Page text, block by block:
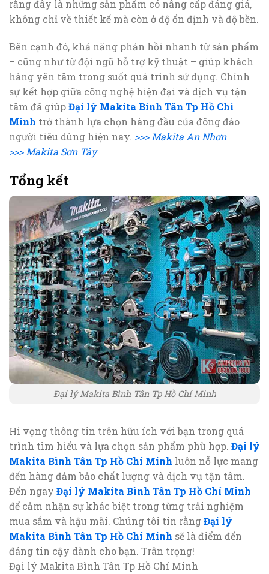
rằng đây là những sản phẩm có nâng cấp đáng giá,
không chỉ về thiết kế mà còn ở độ ổn định và độ bền.
Bên cạnh đó, khả năng phản hồi nhanh từ sản phẩm
– cũng như từ đội ngũ hỗ trợ kỹ thuật – giúp khách
hàng yên tâm trong suốt quá trình sử dụng. Chính
sự kết hợp giữa công nghệ hiện đại và dịch vụ tận
tâm đã giúpĐại lý Makita Bình Tân Tp Hồ Chí
Minh trở thành lựa chọn hàng đầu của đông đảo
người tiêu dùng hiện nay. >>> Makita An Nhơn
>>> Makita Sơn Tây
Tổng kết
Đại lý Makita Bình Tân Tp Hồ Chí Minh
Hi vọng thông tin trên hữu ích với bạn trong quá
trình tìm hiểu và lựa chọn sản phẩm phù hợp. Đại lý
Makita Bình Tân Tp Hồ Chí Minh luôn nỗ lực mang
đến hàng đảm bảo chất lượng và dịch vụ tận tâm.
Đến ngay Đại lý Makita Bình Tân Tp Hồ Chí Minh
để cảm nhận sự khác biệt trong từng trải nghiệm
mua sắm và hậu mãi. Chúng tôi tin rằngĐại lý
Makita Bình Tân Tp Hồ Chí Minh sẽ là điểm đến
đáng tin cậy dành cho bạn. Trân trọng!
Đại lý Makita Bình Tân Tp Hồ Chí Minh